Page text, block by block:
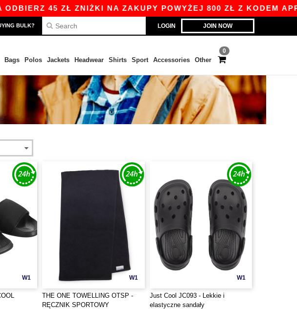
45 ZŁ ZNIŻKI NA ZAKUPY POWYŻEJ 800 ZŁ Z KODEM
LOGIN JOIN NOW
BULK?
0
Bags Polos Jackets Headwear Shirts Sport Accessories Other
W1 W1
THE ONE TOWELLING OTSP -
RĘCZNIK SPORTOWY
W1
Just Cool JC093 - Lekkie i
elastyczne sandały